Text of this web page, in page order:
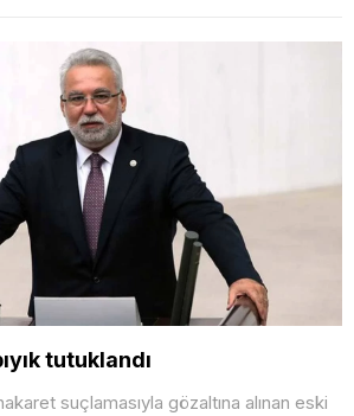
tutuklandı
suçlamasıyla gözaltına alınan eski